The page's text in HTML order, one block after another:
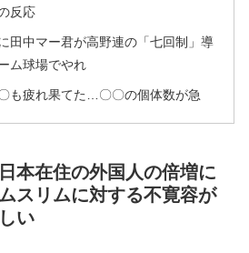
反応
田中マー君が高野連の「七回制」導
ム球場でやれ
も疲れ果てた…〇〇の個体数が急
しい → 「もはや毎年の恒例行事だ
国民の目をそらせるからお互いの政
いんだよ」
本在住の外国人の倍増に
スリムに対する不寛容が
い